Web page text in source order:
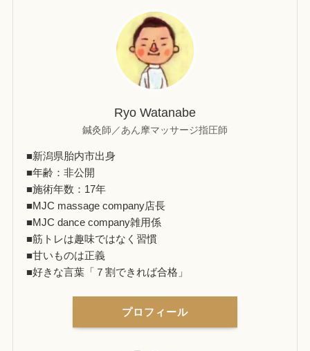
Ryo Watanabe
鍼灸師／あん摩マッサージ指圧師
■新潟県胎内市出身
■年齢：非公開
■施術年数：17年
■MJC massage company店長
■MJC dance company雑用係
■筋トレは趣味ではなく習慣
■甘いものは正義
■好きな言葉「７割できれば合格」
プロフィール